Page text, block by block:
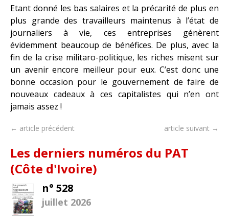
Etant donné les bas salaires et la précarité de plus en
plus grande des travailleurs maintenus à l’état de
journaliers à vie, ces entreprises génèrent
évidemment beaucoup de bénéfices. De plus, avec la
fin de la crise militaro-politique, les riches misent sur
un avenir encore meilleur pour eux. C’est donc une
bonne occasion pour le gouvernement de faire de
nouveaux cadeaux à ces capitalistes qui n’en ont
jamais assez !
← article précédent article suivant →
Les derniers numéros du PAT
(Côte d'Ivoire)
n° 528
juillet 2026